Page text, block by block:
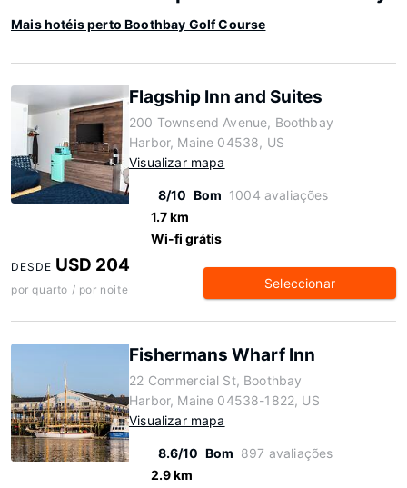
Mais hotéis perto Boothbay Golf Course
Flagship Inn and Suites
200 Townsend Avenue, Boothbay
Harbor, Maine 04538, US
Visualizar mapa
8/10 Bom 1004 avaliações
1.7 km
Wi-fi grátis
DESDE USD 204
por quarto / por noite Seleccionar
Fishermans Wharf Inn
22 Commercial St, Boothbay
Harbor, Maine 04538-1822, US
Visualizar mapa
8.6/10 Bom 897 avaliações
2.9 km